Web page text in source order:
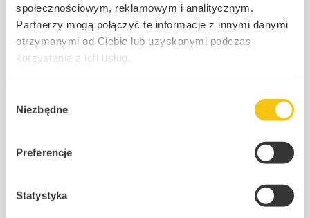
społecznościowym, reklamowym i analitycznym.
Partnerzy mogą połączyć te informacje z innymi danymi
otrzymanymi od Ciebie lub uzyskanymi podczas
korzystania z ich usług.
zgody
Niezbędne
Preferencje
Statystyka
zawetowaniu nowelizacji przepisów podatkowych, które miały
wprowadzić istotne zmiany w funkcjonowaniu fundacji